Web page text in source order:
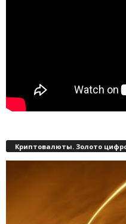
Криптовалюты. Золото